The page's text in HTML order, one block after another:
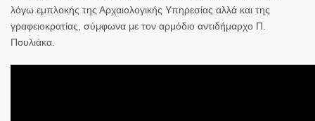
λόγω εμπλοκής της Αρχαιολογικής Υπηρεσίας αλλά και της
γραφειοκρατίας, σύμφωνα με τον αρμόδιο αντιδήμαρχο Π.
Πουλιάκα.